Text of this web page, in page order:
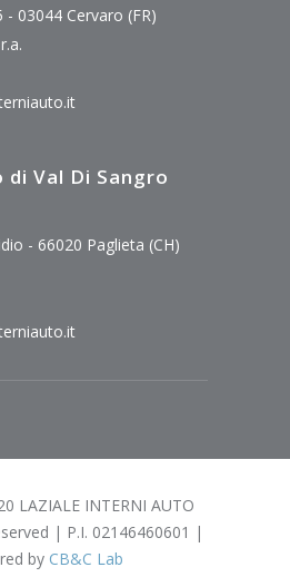
- 03044 Cervaro (FR)
Val Di Sangro
- 66020 Paglieta (CH)
LAZIALE INTERNI AUTO
| P.I. 02146460601 |
by CB&C Lab